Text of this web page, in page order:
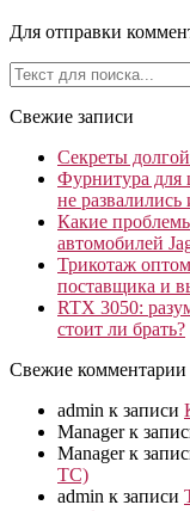
Для отправки
Свежие записи
Секреты
Фурнитура для
не развалились
Какие
автомобилей
Трикотаж
поставщика и
RTX 3050:
стоит ли брать?
Свежие комментарии
admin к записи
Managerк
Managerк
ТС)
admin к записи